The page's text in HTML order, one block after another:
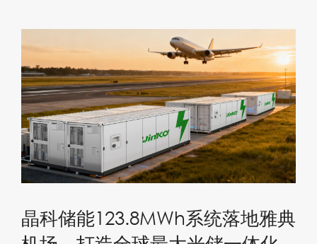
晶科储能123.8MWh系统落地雅典